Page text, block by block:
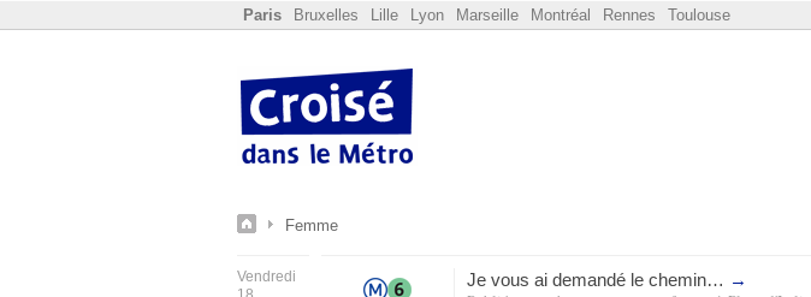
Paris Bruxelles Lille Lyon Marseille Montréal Rennes Toulouse
Femme
Vendredi
Je vous ai demandé le chemin… →